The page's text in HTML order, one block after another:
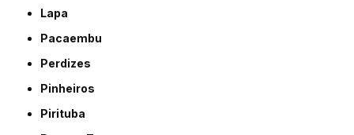
Lapa
Pacaembu
Perdizes
Pinheiros
Pirituba